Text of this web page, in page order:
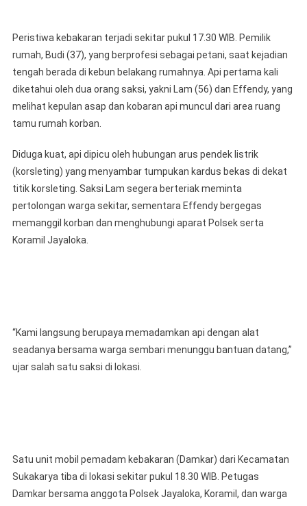
Peristiwa kebakaran terjadi sekitar pukul 17.30 WIB. Pemilik
rumah, Budi (37), yang berprofesi sebagai petani, saat kejadian
tengah berada di kebun belakang rumahnya. Api pertama kali
diketahui oleh dua orang saksi, yakni Lam (56) dan Effendy, yang
melihat kepulan asap dan kobaran api muncul dari area ruang
tamu rumah korban.
Diduga kuat, api dipicu oleh hubungan arus pendek listrik
(korsleting) yang menyambar tumpukan kardus bekas di dekat
titik korsleting. Saksi Lam segera berteriak meminta
pertolongan warga sekitar, sementara Effendy bergegas
memanggil korban dan menghubungi aparat Polsek serta
Koramil Jayaloka.
“Kami langsung berupaya memadamkan api dengan alat
seadanya bersama warga sembari menunggu bantuan datang,”
ujar salah satu saksi di lokasi.
Satu unit mobil pemadam kebakaran (Damkar) dari Kecamatan
Sukakarya tiba di lokasi sekitar pukul 18.30 WIB. Petugas
Damkar bersama anggota Polsek Jayaloka, Koramil, dan warga